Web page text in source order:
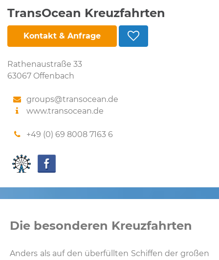
TransOcean Kreuzfahrten
Kontakt & Anfrage
Rathenaustraße 33
63067 Offenbach
groups@transocean.de
www.transocean.de
+49 (0) 69 8008 7163 6
Die besonderen Kreuzfahrten
Anders als auf den überfüllten Schiffen der großen